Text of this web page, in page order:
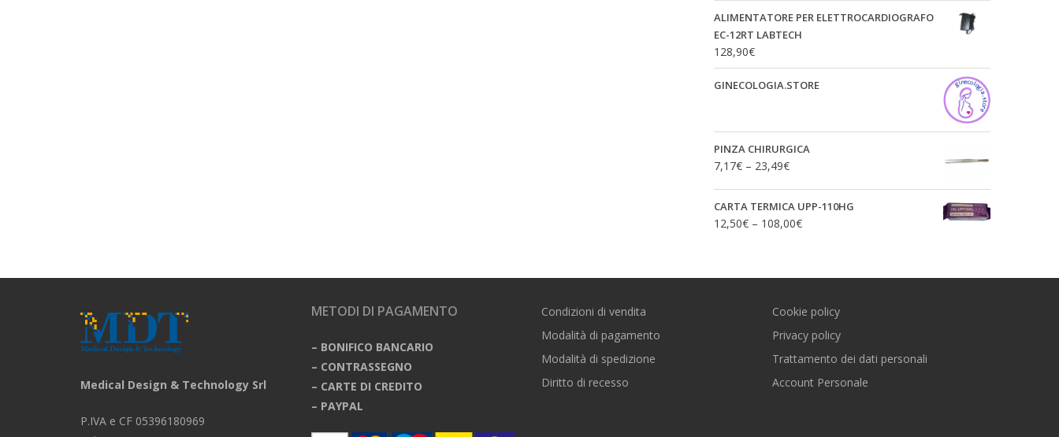
ALIMENTATORE PER ELETTROCARDIOGRAFO
EC-12RT LABTECH
128,90€
GINECOLOGIA.STORE
PINZA CHIRURGICA
7,17€ – 23,49€
CARTA TERMICA UPP-110HG
12,50€ – 108,00€
Medical Design & Technology Srl
P.IVA e CF 05396180969
METODI DI PAGAMENTO
– BONIFICO BANCARIO
– CONTRASSEGNO
– CARTE DI CREDITO
– PAYPAL
Condizioni di vendita
Modalità di pagamento
Modalità di spedizione
Diritto di recesso
Cookie policy
Privacy policy
Trattamento dei dati personali
Account Personale